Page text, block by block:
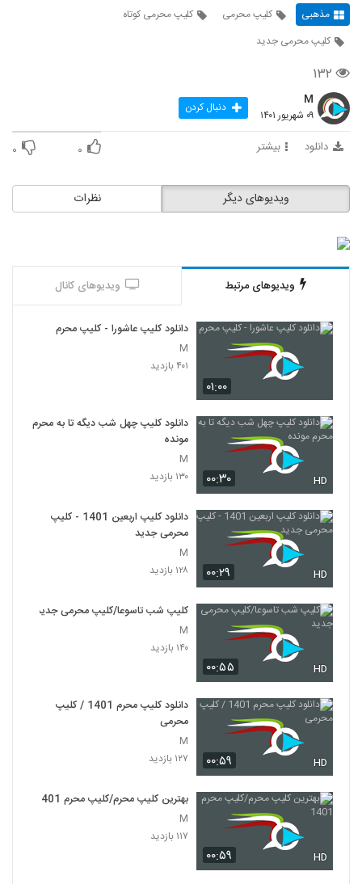
مذهبی کلیپ محرمی
کلیپ محرمی کوتاه
کلیپ محرمی جدید
۱۳۲
M
۰۹ شهریور ۱۴۰۱ دنبال کردن
دانلود بیشتر ۰ ۰
نظرات ویدیوهای دیگر
ویدیوهای مرتبط ویدیوهای کانال
۰۱:۰۰
دانلود کلیپ عاشورا - کلیپ محرم
M
۴۰۱ بازدید
۰۰:۳۰ HD
دانلود کلیپ چهل شب دیگه تا به محرم
مونده
M
۱۳۰ بازدید
۰۰:۲۹ HD
دانلود کلیپ اربعین 1401 - کلیپ
محرمی جدید
M
۱۲۸ بازدید
۰۰:۵۵ HD
کلیپ شب تاسوعا/کلیپ محرمی جدید
M
۱۴۰ بازدید
۰۰:۵۹ HD
دانلود کلیپ محرم 1401 / کلیپ
محرمی
M
۱۲۷ بازدید
۰۰:۵۹ HD
بهترین کلیپ محرم/کلیپ محرم 1401
M
۱۱۷ بازدید